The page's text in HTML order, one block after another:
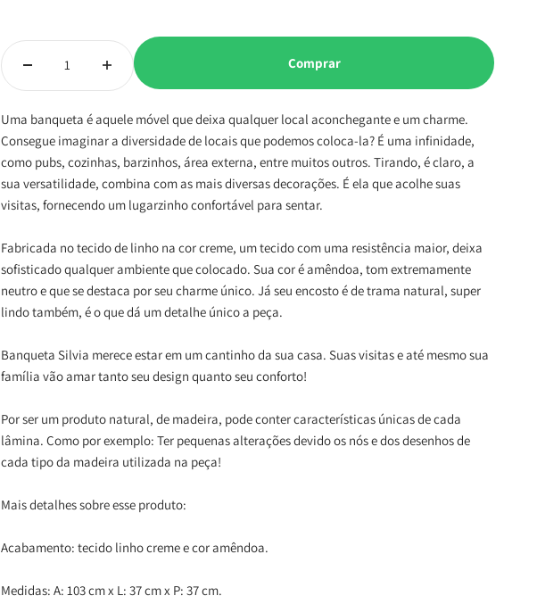
Comprar
Uma banqueta é aquele móvel que deixa qualquer local aconchegante e um charme.
Consegue imaginar a diversidade de locais que podemos coloca-la? É uma infinidade,
como pubs, cozinhas, barzinhos, área externa, entre muitos outros. Tirando, é claro, a
sua versatilidade, combina com as mais diversas decorações. É ela que acolhe suas
visitas, fornecendo um lugarzinho confortável para sentar.
Fabricada no tecido de linho na cor creme, um tecido com uma resistência maior, deixa
sofisticado qualquer ambiente que colocado. Sua cor é amêndoa, tom extremamente
neutro e que se destaca por seu charme único. Já seu encosto é de trama natural, super
lindo também, é o que dá um detalhe único a peça.
Banqueta Silvia merece estar em um cantinho da sua casa. Suas visitas e até mesmo sua
família vão amar tanto seu design quanto seu conforto!
Por ser um produto natural, de madeira, pode conter características únicas de cada
lâmina. Como por exemplo: Ter pequenas alterações devido os nós e dos desenhos de
cada tipo da madeira utilizada na peça!
Mais detalhes sobre esse produto:
Acabamento: tecido linho creme e cor amêndoa.
Medidas: A: 103 cm x L: 37 cm x P: 37 cm.